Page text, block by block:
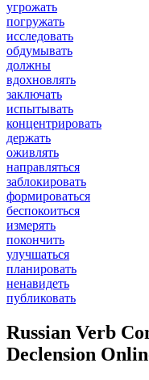
угрожать
погружать
исследовать
обдумывать
должны
вдохновлять
заключать
испытывать
концентрировать
держать
оживлять
направляться
заблокировать
формироваться
беспокоиться
измерять
покончить
улучшаться
планировать
ненавидеть
публиковать
Russian Verb
Declension